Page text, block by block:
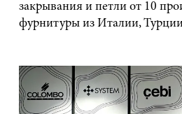
закрывания и петли от 10
фурнитуры из Италии,